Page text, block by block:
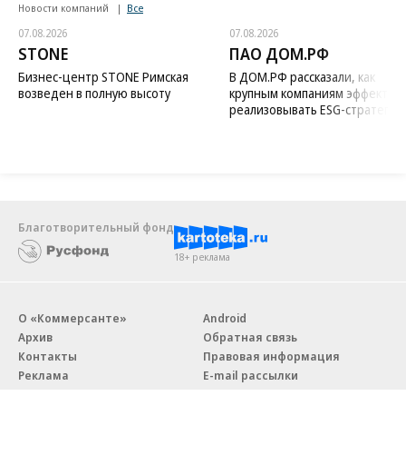
Новости компаний Все
07.08.2026
STONE
Бизнес-центр STONE Римская
возведен в полную высоту
07.08.2026
ПАО ДОМ.РФ
В ДОМ.РФ рассказали, как
крупным компаниям
реализовывать ESG-стратегию
Благотворительный фонд
18+ реклама
О «Коммерсанте»
Архив
Контакты
Реклама
Android
Обратная связь
Правовая информация
E-mail рассылки